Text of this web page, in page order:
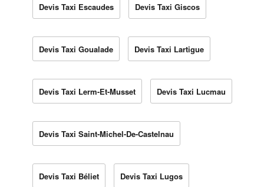
Devis Taxi Escaudes Devis Taxi Giscos
Devis Taxi Goualade Devis Taxi Lartigue
Devis Taxi Lerm-Et-Musset Devis Taxi Lucmau
Devis Taxi Saint-Michel-De-Castelnau
Devis Taxi Béliet Devis Taxi Lugos